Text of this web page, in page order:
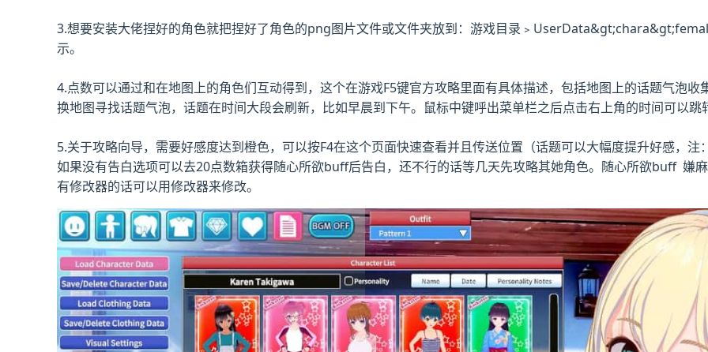
3.想要安装大佬捏好的角色就把捏好了角色的png图片文件或文件夹放到：游戏目录
示。
4.点数可以通过和在地图上的角色们互动得到，这个在游戏F5键官方攻略里面有具体描述，包括地图上的话题气泡
换地图寻找话题气泡，话题在时间大段会刷新，比如早晨到下午。鼠标中键呼出菜单栏之后点击右上角的时间可以跳
5.关于攻略向导，需要好感度达到橙色，可以按F4在这个页面快速查看并且传送位置（话题可以大幅度提升好感，
如果没有告白选项可以去20点数箱获得随心所欲buff后告白，还不行的话等几天先攻略其她角色。随心所欲buff 嫌
有修改器的话可以用修改器来修改。